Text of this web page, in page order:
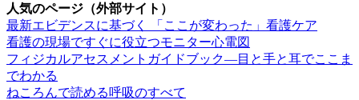
人気のページ（外部サイト）
最新エビデンスに基づく 「ここが変わった」看護ケア
看護の現場ですぐに役立つモニター心電図
フィジカルアセスメントガイドブック―目と手と耳でここま
でわかる
ねころんで読める呼吸のすべて